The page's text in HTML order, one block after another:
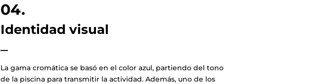
04.
Identidad visual
–
La gama cromática se basó en el color azul, partiendo del tono
de la piscina para transmitir la actividad. Además, uno de los